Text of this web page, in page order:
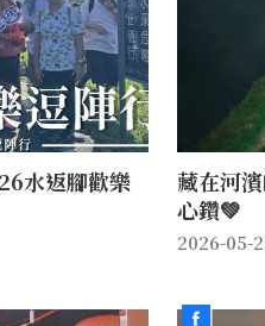
水返腳歡樂
藏在河
心鑽💚
2026-05-